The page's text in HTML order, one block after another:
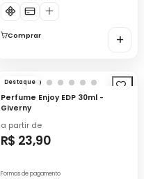
Comprar +
Destaque
Perfume Enjoy EDP 30ml -
Giverny
a partir de
R$ 23,90
Formas de pagamento